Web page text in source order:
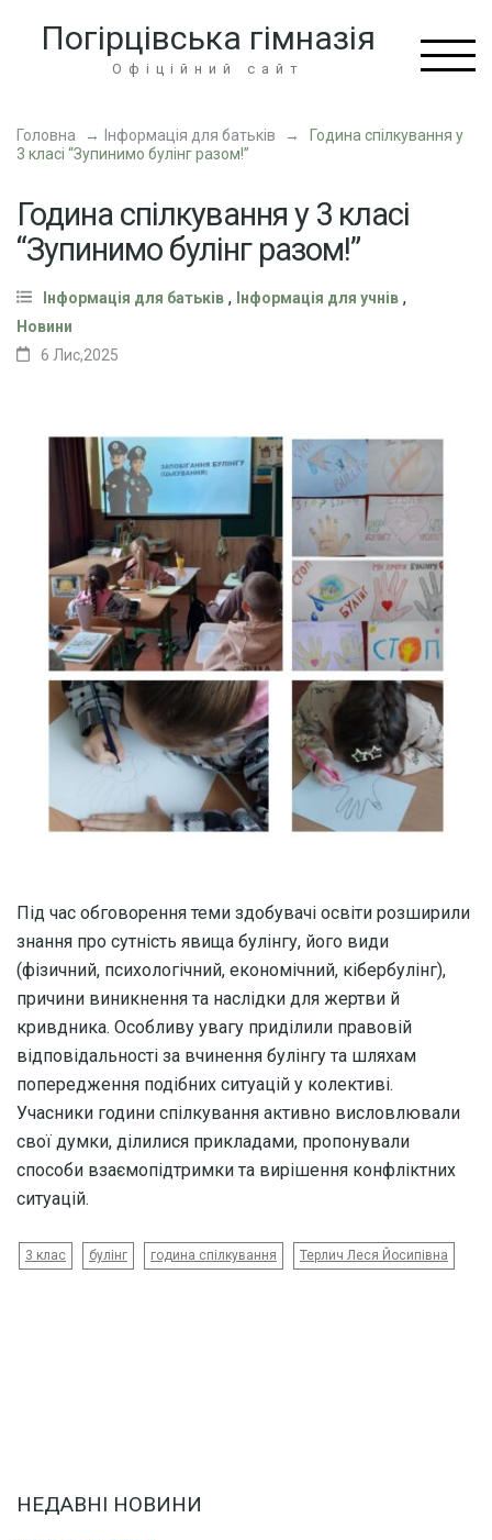
Enter)
Погірцівська гімназія
Офіційний сайт
Головна → Інформація для батьків →
Година спілкування у
3 класі “Зупинимо булінг разом!”
Година спілкування у 3 класі
“Зупинимо булінг разом!”
Інформація для батьків , Інформація для учнів ,
Новини
6 Лис,2025
Під час обговорення теми здобувачі освіти розширили
знання про сутність явища булінгу, його види
(фізичний, психологічний, економічний, кібербулінг),
причини виникнення та наслідки для жертви й
кривдника. Особливу увагу приділили правовій
відповідальності за вчинення булінгу та шляхам
попередження подібних ситуацій у колективі.
Учасники години спілкування активно висловлювали
свої думки, ділилися прикладами, пропонували
способи взаємопідтримки та вирішення конфліктних
ситуацій.
3 клас булінг година спілкування Терлич Леся Йосипівна
НЕДАВНІ НОВИНИ